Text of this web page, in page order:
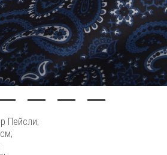
Пейсли;